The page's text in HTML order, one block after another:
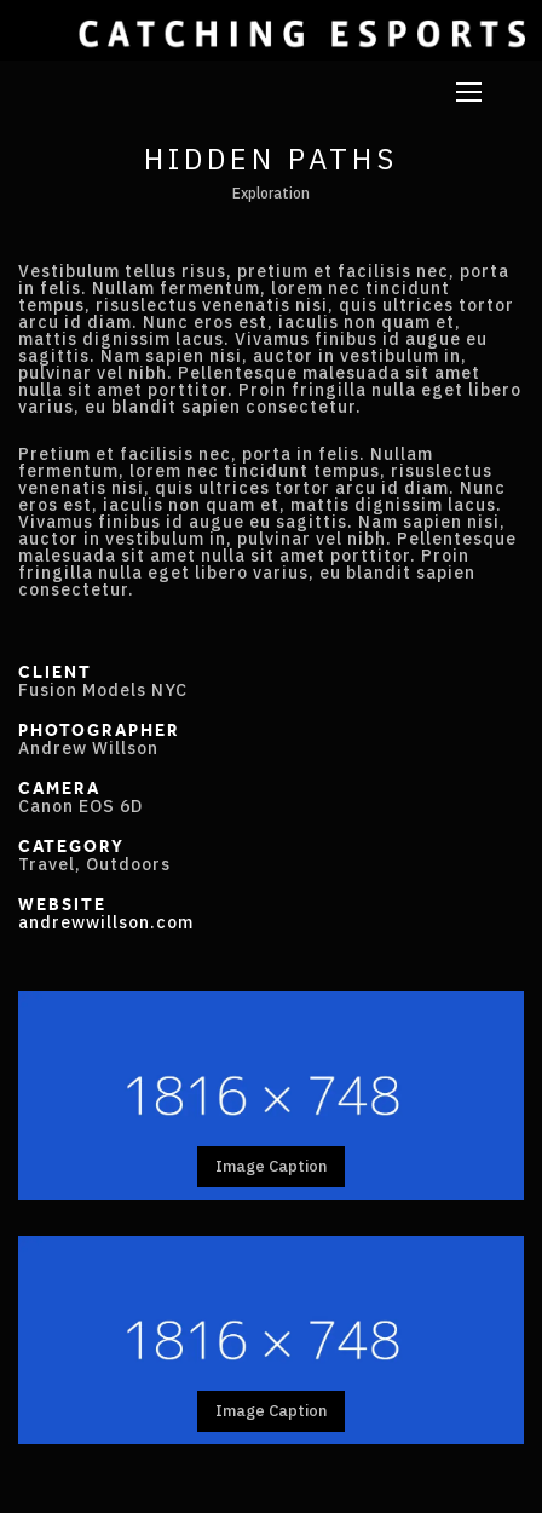
HIDDEN PATHS
Exploration
Vestibulum tellus risus, pretium et facilisis nec, porta
in felis. Nullam fermentum, lorem nec tincidunt
tempus, risuslectus venenatis nisi, quis ultrices tortor
arcu id diam. Nunc eros est, iaculis non quam et,
mattis dignissim lacus. Vivamus finibus id augue eu
sagittis. Nam sapien nisi, auctor in vestibulum in,
pulvinar vel nibh. Pellentesque malesuada sit amet
nulla sit amet porttitor. Proin fringilla nulla eget libero
varius, eu blandit sapien consectetur.
Pretium et facilisis nec, porta in felis. Nullam
fermentum, lorem nec tincidunt tempus, risuslectus
venenatis nisi, quis ultrices tortor arcu id diam. Nunc
eros est, iaculis non quam et, mattis dignissim lacus.
Vivamus finibus id augue eu sagittis. Nam sapien nisi,
auctor in vestibulum in, pulvinar vel nibh. Pellentesque
malesuada sit amet nulla sit amet porttitor. Proin
fringilla nulla eget libero varius, eu blandit sapien
consectetur.
CLIENT
Fusion Models NYC
PHOTOGRAPHER
Andrew Willson
CAMERA
Canon EOS 6D
CATEGORY
Travel, Outdoors
WEBSITE
andrewwillson.com
Image Caption
Image Caption